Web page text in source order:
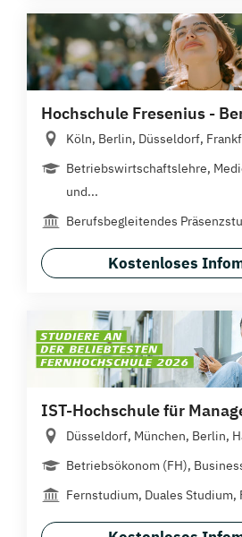
Hochschule Fresenius -
Köln, Berlin, Düsseldorf,
Betriebswirtschaftslehre,
und...
Berufsbegleitendes
Kostenloses
IST-Hochschule für
Düsseldorf, München, Berlin,
Betriebsökonom (FH),
Fernstudium, Duales Studium,